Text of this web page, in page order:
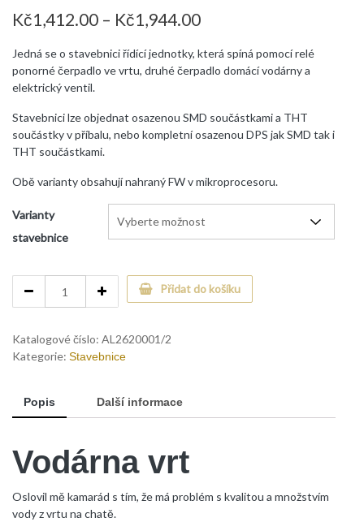
Kč1,412.00 – Kč1,944.00
Jedná se o stavebnici řídící jednotky, která spíná pomocí relé
ponorné čerpadlo ve vrtu, druhé čerpadlo domácí vodárny a
elektrický ventil.
Stavebnici lze objednat osazenou SMD součástkami a THT
součástky v příbalu, nebo kompletní osazenou DPS jak SMD tak i
THT součástkami.
Obě varianty obsahují nahraný FW v mikroprocesoru.
Varianty
stavebnice
VRT
Přidat do košíku
Katalogové číslo: AL2620001/2
Kategorie: Stavebnice
Popis Další informace
Vodárna vrt
Oslovil mě kamarád s tím, že má problém s kvalitou a množstvím
vody z vrtu na chatě.